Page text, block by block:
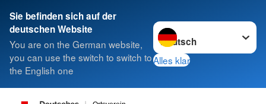
Sie befinden sich auf der
deutschen Website
You are on the German website,
you can use the switch to switch to
the English one
Sprache wechseln zu
Alles klar